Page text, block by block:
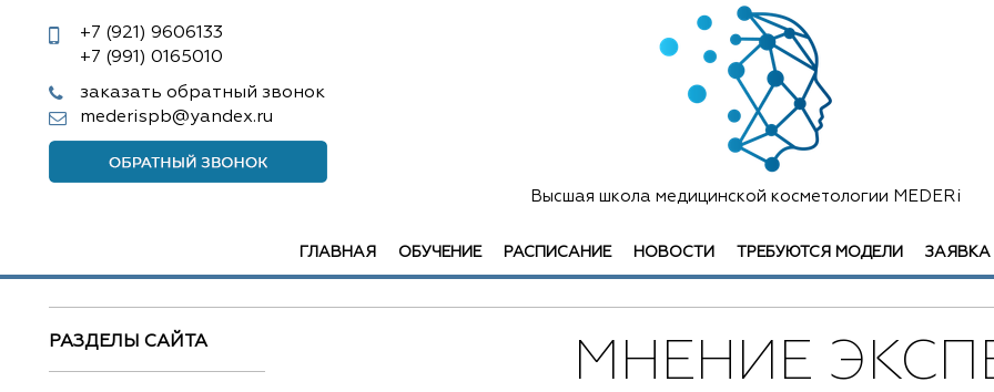
+7 (921) 9606133
+7 (991) 0165010
заказать обратный звонок
mederispb@yandex.ru
Высшая школа медицинской косметологии MEDERi
ГЛАВНАЯ ОБУЧЕНИЕ РАСПИСАНИЕ НОВОСТИ ТРЕБУЮТСЯ МОДЕЛИ ЗАЯВКА
РАЗДЕЛЫ САЙТА МНЕНИЕ